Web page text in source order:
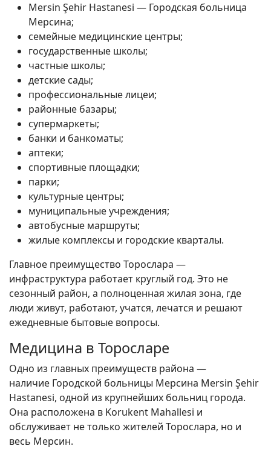
Mersin Şehir Hastanesi — Городская больница
Мерсина;
семейные медицинские центры;
государственные школы;
частные школы;
детские сады;
профессиональные лицеи;
районные базары;
супермаркеты;
банки и банкоматы;
аптеки;
спортивные площадки;
парки;
культурные центры;
муниципальные учреждения;
автобусные маршруты;
жилые комплексы и городские кварталы.
Главное преимущество Торослара —
инфраструктура работает круглый год. Это не
сезонный район, а полноценная жилая зона, где
люди живут, работают, учатся, лечатся и решают
ежедневные бытовые вопросы.
Медицина в Торосларе
Одно из главных преимуществ района —
наличие Городской больницы Мерсина Mersin Şehir
Hastanesi, одной из крупнейших больниц города.
Она расположена в Korukent Mahallesi и
обслуживает не только жителей Торослара, но и
весь Мерсин.